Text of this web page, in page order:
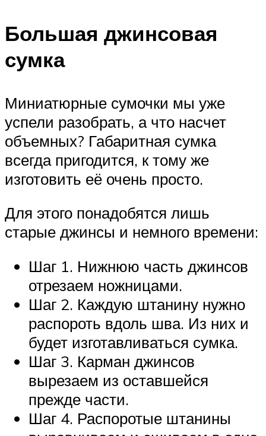
Большая джинсовая
сумка
Миниатюрные сумочки мы уже
успели разобрать, а что насчет
объемных? Габаритная сумка
всегда пригодится, к тому же
изготовить её очень просто.
Для этого понадобятся лишь
старые джинсы и немного времени:
Шаг 1. Нижнюю часть джинсов
отрезаем ножницами.
Шаг 2. Каждую штанину нужно
распороть вдоль шва. Из них и
будет изготавливаться сумка.
Шаг 3. Карман джинсов
вырезаем из оставшейся
прежде части.
Шаг 4. Распоротые штанины